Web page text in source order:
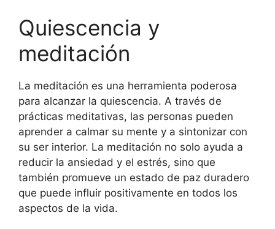
Quiescencia y
meditación
La meditación es una herramienta poderosa
para alcanzar la quiescencia. A través de
prácticas meditativas, las personas pueden
aprender a calmar su mente y a sintonizar con
su ser interior. La meditación no solo ayuda a
reducir la ansiedad y el estrés, sino que
también promueve un estado de paz duradero
que puede influir positivamente en todos los
aspectos de la vida.